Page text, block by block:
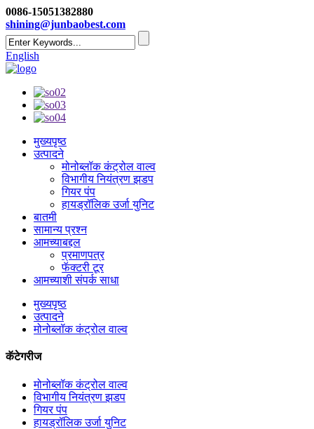
0086-15051382880
shining@junbaobest.com
English
मुख्यपृष्ठ
उत्पादने
मोनोब्लॉक कंट्रोल वाल्व
विभागीय नियंत्रण झडप
गियर पंप
हायड्रॉलिक उर्जा युनिट
बातमी
सामान्य प्रश्न
आमच्याबद्दल
प्रमाणपत्र
फॅक्टरी टूर
आमच्याशी संपर्क साधा
मुख्यपृष्ठ
उत्पादने
मोनोब्लॉक कंट्रोल वाल्व
कॅटेगरीज
मोनोब्लॉक कंट्रोल वाल्व
विभागीय नियंत्रण झडप
गियर पंप
हायड्रॉलिक उर्जा युनिट